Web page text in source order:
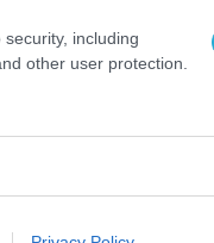
including
other user protection.
ενισχύει το
analysts και
σύγχρονες